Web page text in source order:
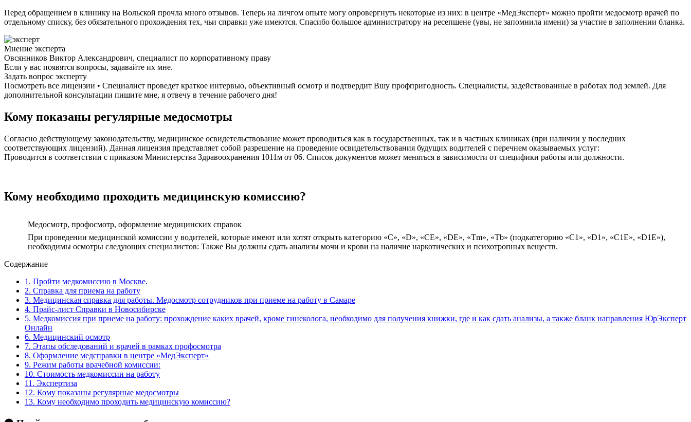
Перед обращением в клинику на Вольской прочла много отзывов. Теперь на личгом опыте могу опровергнуть некоторые из них: в центре «МедЭксперт» можно пройти медосмотр врачей по
отдельному списку, без обязательного прохождения тех, чьи справки уже имеются. Спасибо большое администратору на ресепшене (увы, не запомнила имени) за участие в заполнении бланка.
Мнение эксперта
Овсянников Виктор Александрович, специалист по корпоративному праву
Если у вас появятся вопросы, задавайте их мне.
Задать вопрос эксперту
Посмотреть все лицензии • Специалист проведет краткое интервью, объективный осмотр и подтвердит Вшу профпригодность. Специалисты, задействованные в работах под землей. Для
дополнительной консультации пишите мне, я отвечу в течение рабочего дня!
Кому показаны регулярные медосмотры
Согласно действующему законодательству, медицинское освидетельствование может проводиться как в государственных, так и в частных клиниках (при наличии у последних
соответствующих лицензий). Данная лицензия представляет собой разрешение на проведение освидетельствования будущих водителей с перечнем оказываемых услуг:
Проводится в соответствии с приказом Министерства Здравоохранения 1011м от 06. Список документов может меняться в зависимости от специфики работы или должности.
Кому необходимо проходить медицинскую комиссию?
Медосмотр, профосмотр, оформление медицинских справок
При проведении медицинской комиссии у водителей, которые имеют или хотят открыть категорию «С», «D», «СЕ», «DE», «Tm», «Тb» (подкатегорию «С1», «D1», «С1Е», «D1E»),
необходимы осмотры следующих специалистов: Также Вы должны сдать анализы мочи и крови на наличие наркотических и психотропных веществ.
Содержание
1. Пройти медкомиссию в Москве.
2. Справка для приема на работу
3. Медицинская справка для работы. Медосмотр сотрудников при приеме на работу в Самаре
4. Прайс-лист Справки в Новосибирске
5. Медкомиссия при приеме на работу: прохождение каких врачей, кроме гинеколога, необходимо для получения книжки, где и как сдать анализы, а также бланк направления ЮрЭксперт
Онлайн
6. Медицинский осмотр
7. Этапы обследований и врачей в рамках профосмотра
8. Оформление медсправки в центре «МедЭксперт»
9. Режим работы врачебной комиссии:
10. Стоимость медкомиссии на работу
11. Экспертиза
12. Кому показаны регулярные медосмотры
13. Кому необходимо проходить медицинскую комиссию?